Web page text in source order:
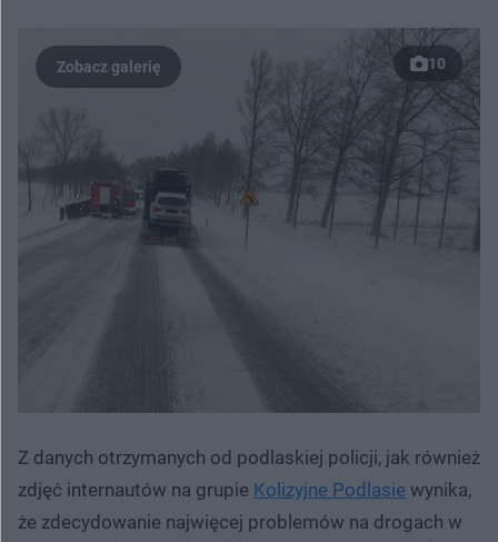
10
Z danych otrzymanych od podlaskiej policji, jak również
zdjęć internautów na grupie Kolizyjne Podlasie wynika,
że zdecydowanie najwięcej problemów na drogach w